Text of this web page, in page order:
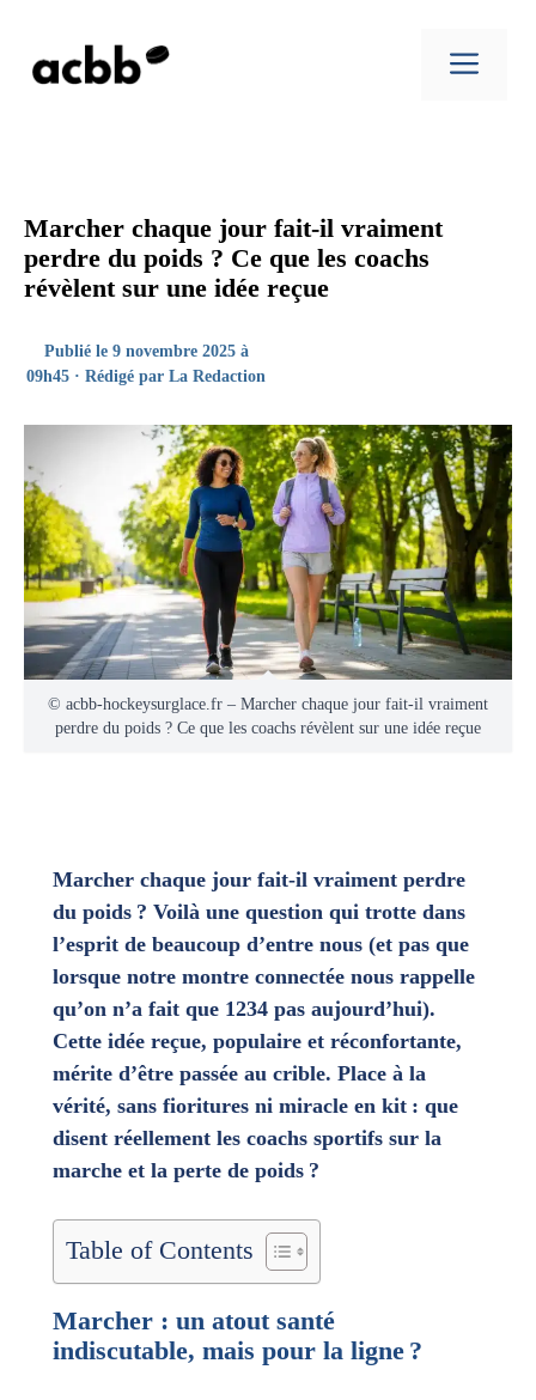
contenu
Marcher chaque jour fait-il vraiment
perdre du poids ? Ce que les coachs
révèlent sur une idée reçue
Publié le 9 novembre 2025 à
09h45 · Rédigé par La Redaction
© acbb-hockeysurglace.fr – Marcher chaque jour fait-il vraiment
perdre du poids ? Ce que les coachs révèlent sur une idée reçue
Marcher chaque jour fait-il vraiment perdre
du poids ? Voilà une question qui trotte dans
l’esprit de beaucoup d’entre nous (et pas que
lorsque notre montre connectée nous rappelle
qu’on n’a fait que 1234 pas aujourd’hui).
Cette idée reçue, populaire et réconfortante,
mérite d’être passée au crible. Place à la
vérité, sans fioritures ni miracle en kit : que
disent réellement les coachs sportifs sur la
marche et la perte de poids ?
Table of Contents
Marcher : un atout santé
indiscutable, mais pour la ligne ?